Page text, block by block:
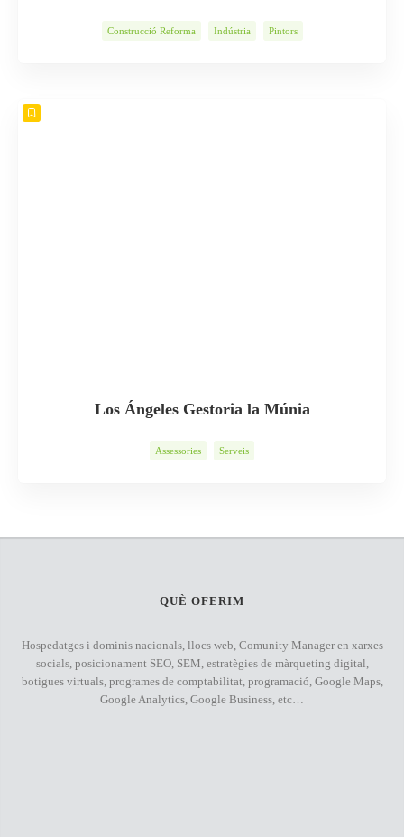
Construcció Reforma Indústria Pintors
Los Ángeles Gestoria la Múnia
Assessories Serveis
QUÈ OFERIM
Hospedatges i dominis nacionals, llocs web, Comunity Manager en xarxes
socials, posicionament SEO, SEM, estratègies de màrqueting digital,
botigues virtuals, programes de comptabilitat, programació, Google Maps,
Google Analytics, Google Business, etc…